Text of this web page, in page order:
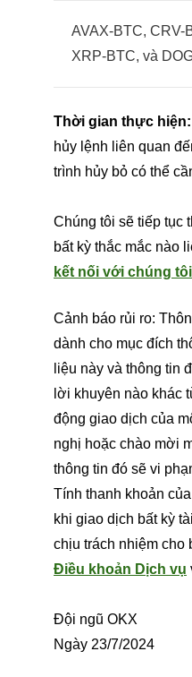
AVAX-BTC, CRV-
XRP-BTC, và
Thời gian thực hiện:
hủy lệnh liên quan
trình hủy bỏ có thể
Chúng tôi sẽ tiếp tục
bất kỳ thắc mắc nào
kết nối với chúng tôi
Cảnh báo rủi ro:
dành cho mục đích
liệu này và thông tin
lời khuyên nào khác
động giao dịch của
nghị hoặc chào mời
thông tin đó sẽ vi
Tính thanh khoản
khi giao dịch bất kỳ
chịu trách nhiệm cho
Điều khoản Dịch vụ
Đội ngũ OKX
Ngày 23/7/2024